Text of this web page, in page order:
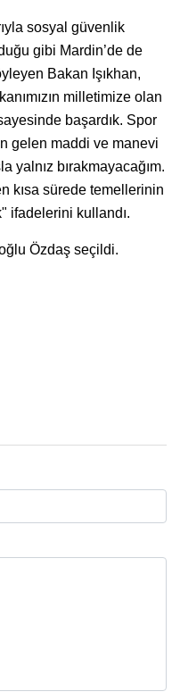
sosyal güvenlik
gibi Mardin’de de
Bakan Işıkhan,
milletimize olan
başardık. Spor
gelen maddi ve manevi
yalnız bırakmayacağım.
kısa sürede temellerinin
ifadelerini kullandı.
Özdaş seçildi.